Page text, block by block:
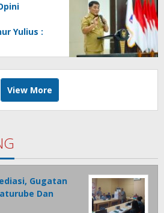
Yulius :
View More
Gugatan
Dan